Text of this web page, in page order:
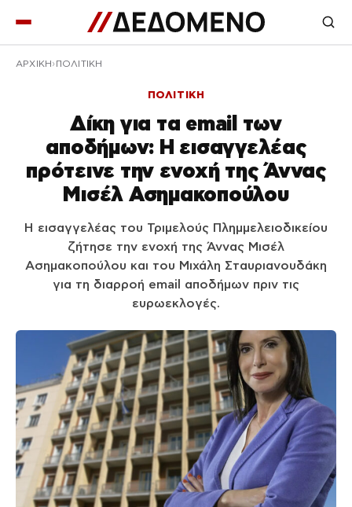
ΑΡΧΙΚΉ ΠΟΛΙΤΙΚΗ
ΠΟΛΙΤΙΚΗ
Δίκη για τα email των
αποδήμων: Η εισαγγελέας
πρότεινε την ενοχή της Άννας
Μισέλ Ασημακοπούλου
Η εισαγγελέας του Τριμελούς Πλημμελειοδικείου
ζήτησε την ενοχή της Άννας Μισέλ
Ασημακοπούλου και του Μιχάλη Σταυριανουδάκη
για τη διαρροή email αποδήμων πριν τις
ευρωεκλογές.